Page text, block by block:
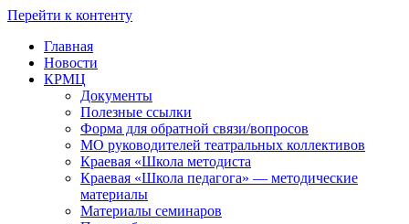
Перейти к контенту
Главная
Новости
КРМЦ
Документы
Полезные ссылки
Форма для обратной связи/вопросов
МО руководителей театральных коллективов
Краевая «Школа методиста
Краевая «Школа педагога» — методические
материалы
Материалы семинаров